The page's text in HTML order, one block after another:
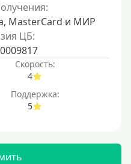
MasterCard и МИР
ЦБ:
Скорость:
4
Поддержка:
5